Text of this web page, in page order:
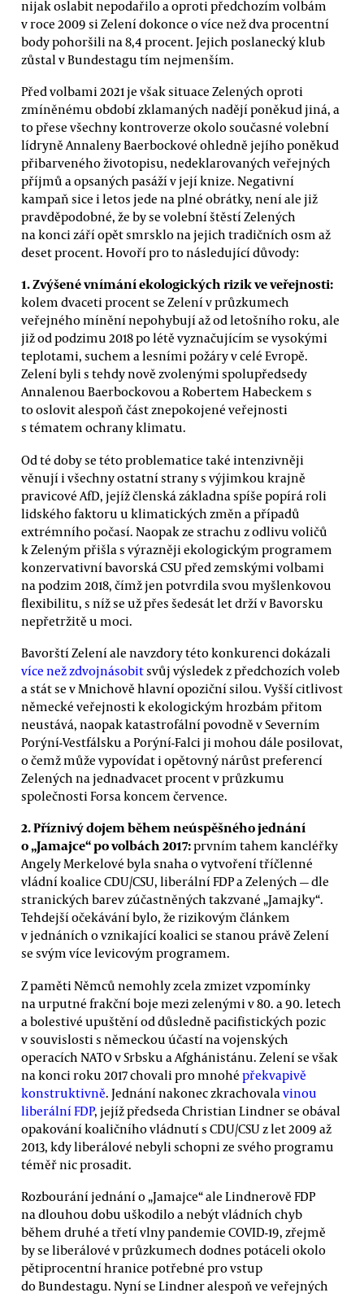
nijak oslabit nepodařilo a oproti předchozím volbám
v roce 2009 si Zelení dokonce o více než dva procentní
body pohoršili na 8,4 procent. Jejich poslanecký klub
zůstal v Bundestagu tím nejmenším.
Před volbami 2021 je však situace Zelených oproti
zmíněnému období zklamaných nadějí poněkud jiná, a
to přese všechny kontroverze okolo současné volební
lídryně Annaleny Baerbockové ohledně jejího poněkud
přibarveného životopisu, nedeklarovaných veřejných
příjmů a opsaných pasáží v její knize. Negativní
kampaň sice i letos jede na plné obrátky, není ale již
pravděpodobné, že by se volební štěstí Zelených
na konci září opět smrsklo na jejich tradičních osm až
deset procent. Hovoří pro to následující důvody:
1. Zvýšené vnímání ekologických rizik ve veřejnosti:
kolem dvaceti procent se Zelení v průzkumech
veřejného mínění nepohybují až od letošního roku, ale
již od podzimu 2018 po létě vyznačujícím se vysokými
teplotami, suchem a lesními požáry v celé Evropě.
Zelení byli s tehdy nově zvolenými spolupředsedy
Annalenou Baerbockovou a Robertem Habeckem s
to oslovit alespoň část znepokojené veřejnosti
s tématem ochrany klimatu.
Od té doby se této problematice také intenzivněji
věnují i všechny ostatní strany s výjimkou krajně
pravicové AfD, jejíž členská základna spíše popírá roli
lidského faktoru u klimatických změn a případů
extrémního počasí. Naopak ze strachu z odlivu voličů
k Zeleným přišla s výrazněji ekologickým programem
konzervativní bavorská CSU před zemskými volbami
na podzim 2018, čímž jen potvrdila svou myšlenkovou
flexibilitu, s níž se už přes šedesát let drží v Bavorsku
nepřetržitě u moci.
Bavorští Zelení ale navzdory této konkurenci dokázali
více než zdvojnásobitsvůj výsledek z předchozích voleb
a stát se v Mnichově hlavní opoziční silou. Vyšší citlivost
německé veřejnosti k ekologickým hrozbám přitom
neustává, naopak katastrofální povodně v Severním
Porýní-Vestfálsku a Porýní-Falci ji mohou dále posilovat,
o čemž může vypovídat i opětovný nárůst preferencí
Zelených na jednadvacet procent v průzkumu
společnosti Forsa koncem července.
2. Příznivý dojem během neúspěšného jednání
o „Jamajce“ po volbách 2017:prvním tahem kancléřky
Angely Merkelové byla snaha o vytvoření tříčlenné
vládní koalice CDU/CSU, liberální FDP a Zelených — dle
stranických barev zúčastněných takzvané „Jamajky“.
Tehdejší očekávání bylo, že rizikovým článkem
v jednáních o vznikající koalici se stanou právě Zelení
se svým více levicovým programem.
Z paměti Němců nemohly zcela zmizet vzpomínky
na urputné frakční boje mezi zelenými v 80. a 90. letech
a bolestivé upuštění od důsledně pacifistických pozic
v souvislosti s německou účastí na vojenských
operacích NATO v Srbsku a Afghánistánu. Zelení se však
na konci roku 2017 chovali pro mnohé překvapivě
konstruktivně. Jednání nakonec zkrachovala vinou
liberální FDP, jejíž předseda Christian Lindner se obával
opakování koaličního vládnutí s CDU/CSU z let 2009 až
2013, kdy liberálové nebyli schopni ze svého programu
téměř nic prosadit.
Rozbourání jednání o „Jamajce“ ale Lindnerově FDP
na dlouhou dobu uškodilo a nebýt vládních chyb
během druhé a třetí vlny pandemie COVID-19, zřejmě
by se liberálové v průzkumech dodnes potáceli okolo
pětiprocentní hranice potřebné pro vstup
do Bundestagu. Nyní se Lindner alespoň ve veřejných